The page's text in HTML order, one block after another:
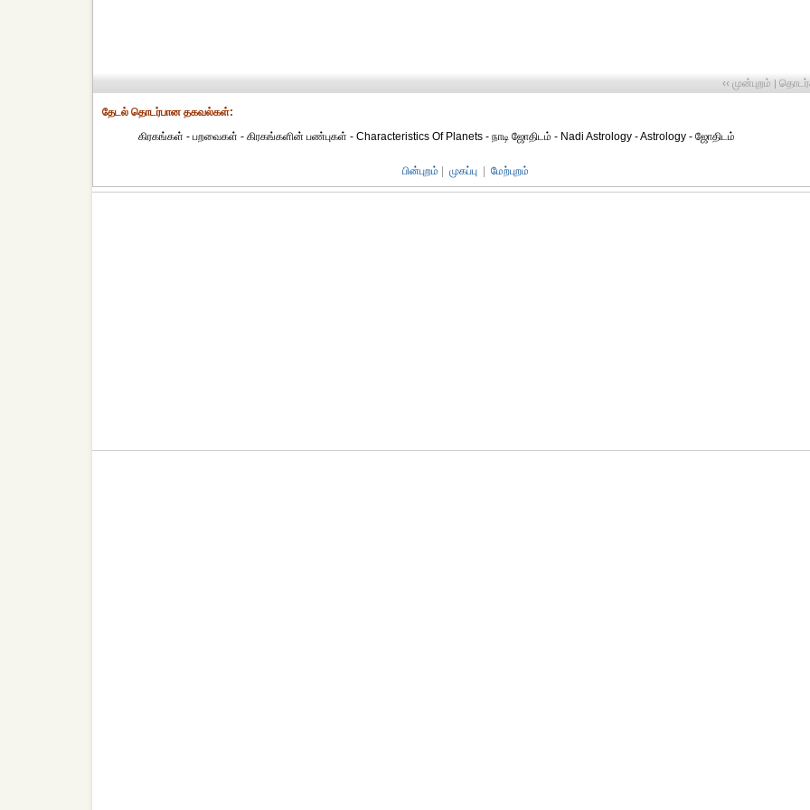
‹‹ முன்புறம் |
தேட‌ல் தொட‌ர்பான தகவ‌ல்க‌ள்:
கிரகங்கள் - பறவைகள் - கிரகங்களின் பண்புகள் - Characteristics Of Planets - நாடி ஜோதிடம் - Nadi Astrology - Astrology - ஜோதிடம்
பின்புறம் முகப்பு மேற்புறம்